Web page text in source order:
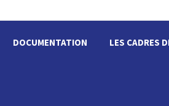
DOCUMENTATION LES CADRES